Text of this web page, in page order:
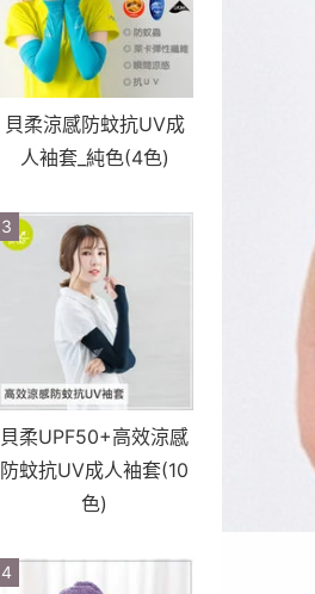
貝柔涼感防蚊抗UV成
人袖套_純色(4色)
3
貝柔UPF50+高效涼感
防蚊抗UV成人袖套(10
色)
4